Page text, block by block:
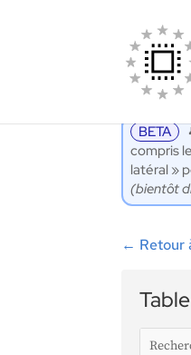
BETA
compris
latéral »
(bientôt
← Retour